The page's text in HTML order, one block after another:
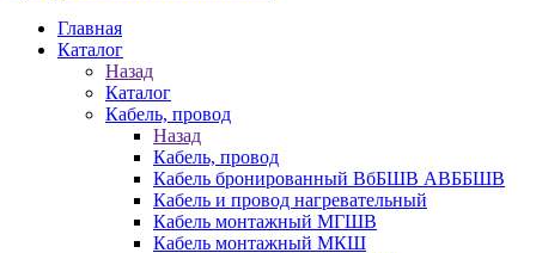
Главная
Каталог
Назад
Каталог
Кабель, провод
Назад
Кабель, провод
Кабель бронированный ВбБШВ АВББШВ
Кабель и провод нагревательный
Кабель монтажный МГШВ
Кабель монтажный МКШ